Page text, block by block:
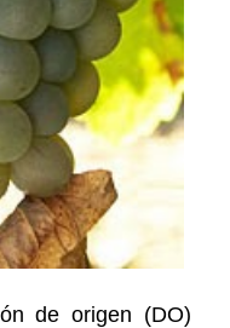
de origen (DO)